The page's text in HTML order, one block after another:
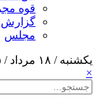
قوه
گزارش
مجلس
یکشنبه / ۱۸ مرداد / ۱۴۰۵
×